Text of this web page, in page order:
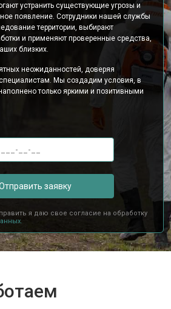
устранить существующие угрозы и
появление. Сотрудники нашей службы
территории, выбирают
и применяют проверенные средства,
близких.
неожиданностей, доверяя
Мы создадим условия, в
только яркими и позитивными
заявку
я даю свое согласие на обработку